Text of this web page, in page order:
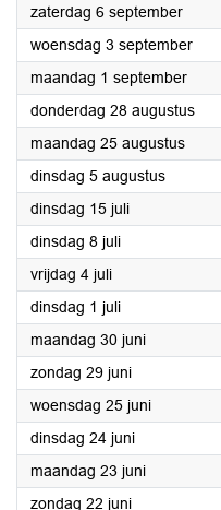
zaterdag 6 september2025
woensdag 3 september2025
maandag 1 september2025
donderdag 28 augustus2025
maandag 25 augustus2025
dinsdag 5 augustus2025
dinsdag 15 juli2025
dinsdag 8 juli2025
vrijdag 4 juli2025
dinsdag 1 juli2025
maandag 30 juni2025
zondag 29 juni2025
woensdag 25 juni2025
dinsdag 24 juni2025
maandag 23 juni2025
zondag 22 juni2025